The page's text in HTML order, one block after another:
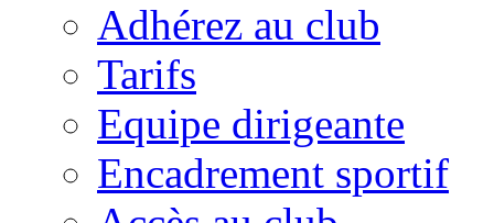
Adhérez au club
Tarifs
Equipe dirigeante
Encadrement sportif